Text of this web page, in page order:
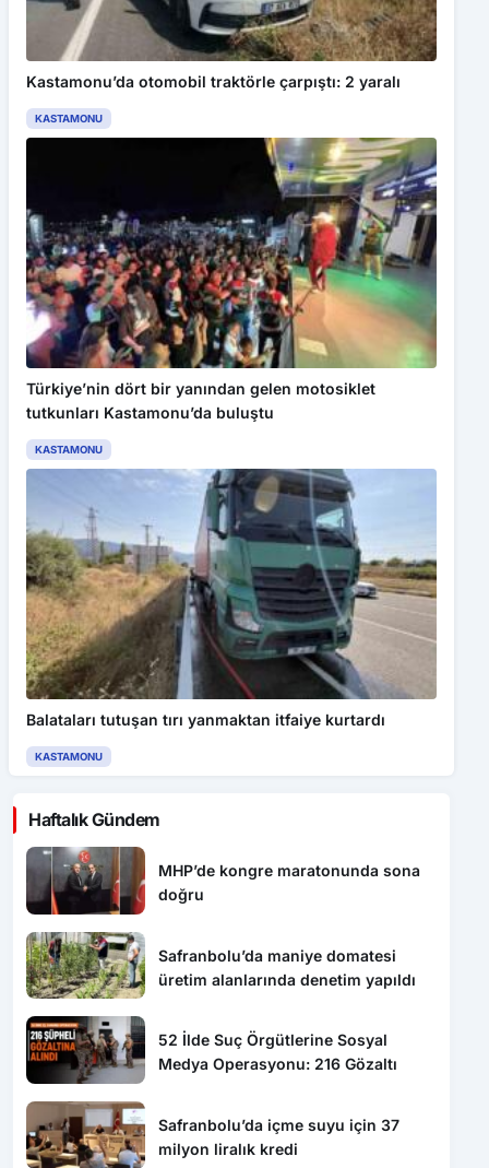
Kastamonu’da otomobil traktörle çarpıştı: 2 yaralı
KASTAMONU
Türkiye’nin dört bir yanından gelen motosiklet
tutkunları Kastamonu’da buluştu
KASTAMONU
Balataları tutuşan tırı yanmaktan itfaiye kurtardı
KASTAMONU
Haftalık Gündem
MHP’de kongre maratonunda sona
doğru
Safranbolu’da maniye domatesi
üretim alanlarında denetim yapıldı
52 İlde Suç Örgütlerine Sosyal
Medya Operasyonu: 216 Gözaltı
Safranbolu’da içme suyu için 37
milyon liralık kredi